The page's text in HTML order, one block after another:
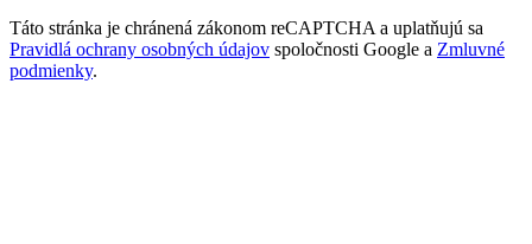
Táto stránka je chránená zákonom reCAPTCHA a uplatňujú sa
Pravidlá ochrany osobných údajov spoločnosti Google a Zmluvné
podmienky.